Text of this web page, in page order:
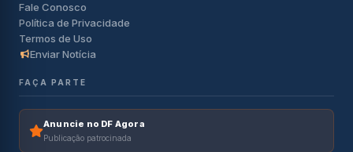
Fale Conosco
Política de Privacidade
Termos de Uso
Enviar Notícia
FAÇA PARTE
Anuncie no DF Agora
Publicação patrocinada